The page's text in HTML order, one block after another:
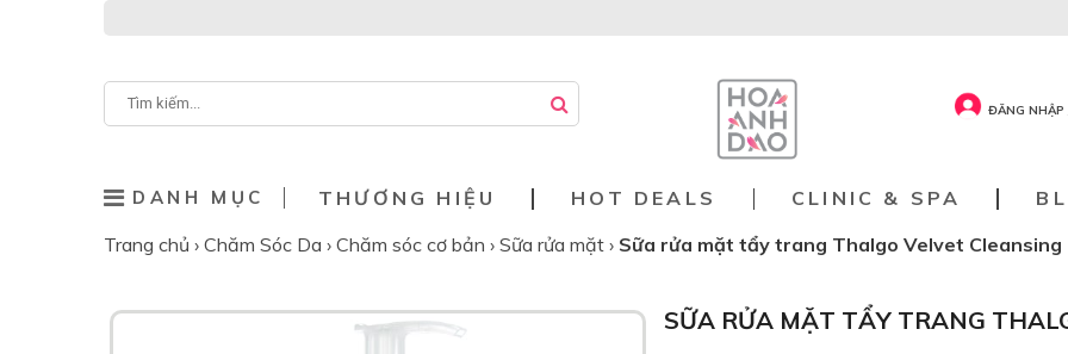
ĐĂNG NHẬP
DANH MỤC THƯƠNG HIỆU HOT DEALS CLINIC & SPA
Trang chủ › Chăm Sóc Da › Chăm sóc cơ bản › Sữa rửa mặt › Sữa rửa mặt tẩy trang Thalgo Velvet Cleansing
SỮA RỬA MẶT TẨY TRANG